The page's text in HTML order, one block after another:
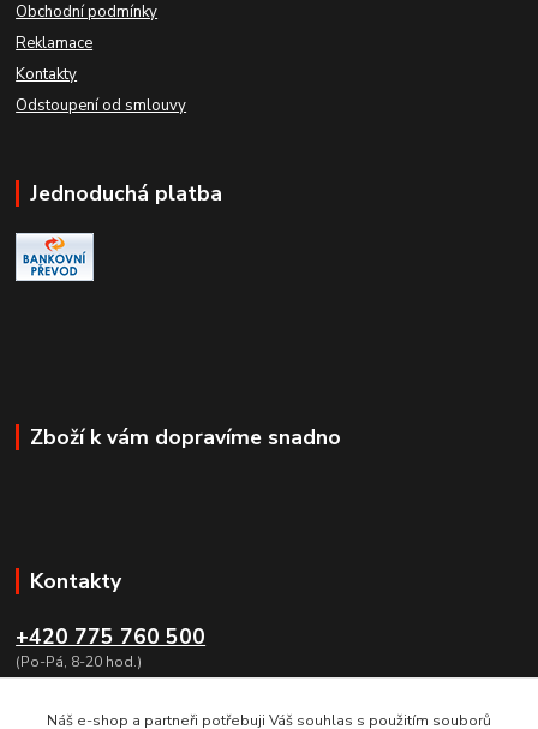
Obchodní podmínky
Reklamace
Kontakty
Odstoupení od smlouvy
Jednoduchá platba
Zboží k vám dopravíme snadno
Kontakty
+420 775 760 500
(Po-Pá, 8-20 hod.)
Náš e-shop a partneři potřebuji Váš souhlas s použitím souborů